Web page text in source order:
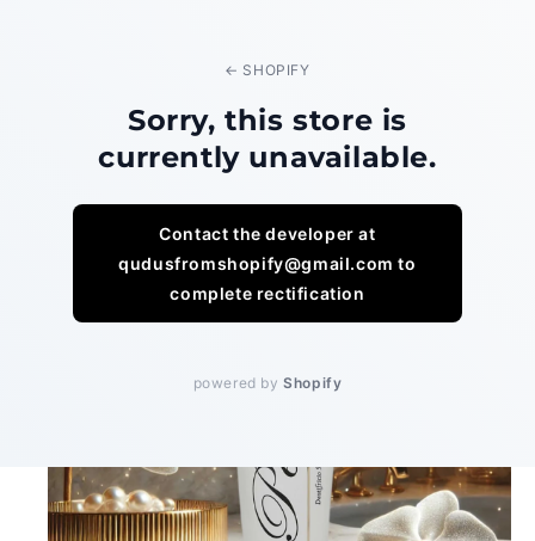
← SHOPIFY
Sorry, this store is
currently unavailable.
Contact the developer at
qudusfromshopify@gmail.com to
complete rectification
powered byShopify
Passa alle
sul prodotto